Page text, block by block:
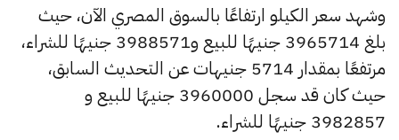
وشهد سعر الكيلو ارتفاعًا بالسوق المصري الآن، حيث
بلغ 3965714 جنيهًا للبيع و3988571 جنيهًا للشراء،
مرتفعًا بمقدار 5714 جنيهات عن التحديث السابق،
حيث كان قد سجل 3960000 جنيهًا للبيع و
3982857 جنيهًا للشراء.